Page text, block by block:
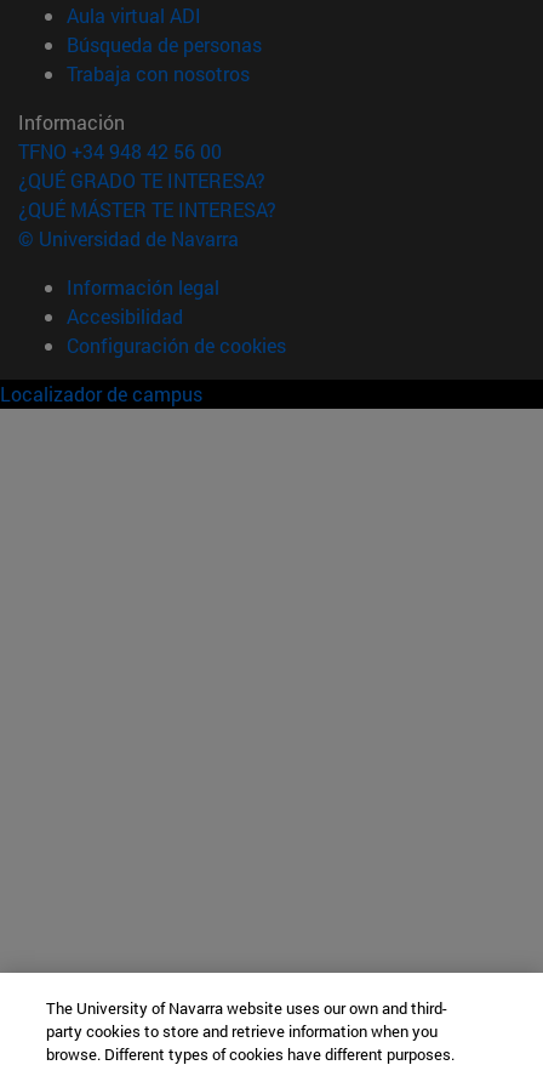
Aula virtual ADI
Búsqueda de personas(abre en nueva ventana)
Trabaja con nosotros(abre en nueva ventana)
Información
TFNO +34 948 42 56 00
¿QUÉ GRADO TE INTERESA?
¿QUÉ MÁSTER TE INTERESA?
© Universidad de Navarra
Información legal
Accesibilidad
Configuración de cookies
Localizador de campus
The University of Navarra website uses our own and third-
party cookies to store and retrieve information when you
browse. Different types of cookies have different purposes.